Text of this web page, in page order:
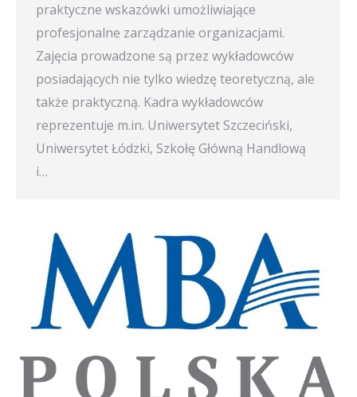
praktyczne wskazówki umożliwiające
profesjonalne zarządzanie organizacjami.
Zajęcia prowadzone są przez wykładowców
posiadających nie tylko wiedzę teoretyczną, ale
także praktyczną. Kadra wykładowców
reprezentuje m.in. Uniwersytet Szczeciński,
Uniwersytet Łódzki, Szkołę Główną Handlową
i…